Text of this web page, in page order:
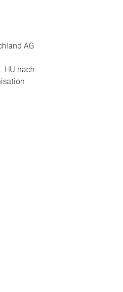
AG
HU nach